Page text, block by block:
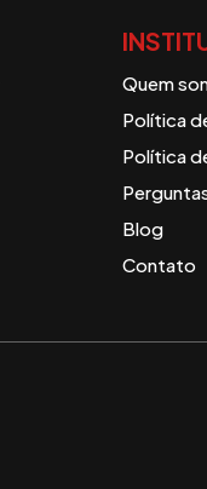
Quem
Política
Política
Blog
Contato